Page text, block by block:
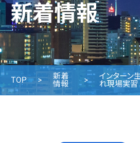
新着情報
TOP
新着
情報
インターン
れ現場実習